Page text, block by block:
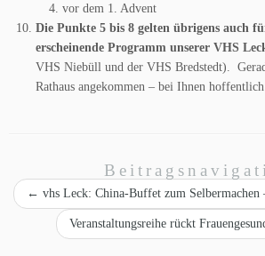
vor dem 1. Advent
Die Punkte 5 bis 8 gelten übrigens auch
erscheinende Programm unserer VHS
VHS Niebüll und der VHS Bredstedt).
Rathaus angekommen – bei Ihnen hoffentlich
← vhs Leck: China-Buffet zum Selbermachen
Veranstaltungsreihe rückt